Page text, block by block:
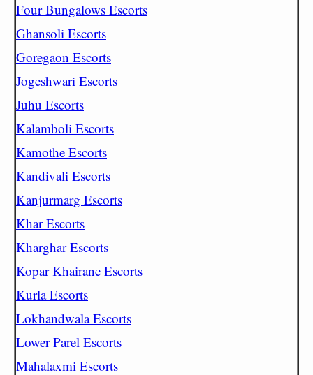
Four Bungalows Escorts
Ghansoli Escorts
Goregaon Escorts
Jogeshwari Escorts
Juhu Escorts
Kalamboli Escorts
Kamothe Escorts
Kandivali Escorts
Kanjurmarg Escorts
Khar Escorts
Kharghar Escorts
Kopar Khairane Escorts
Kurla Escorts
Lokhandwala Escorts
Lower Parel Escorts
Mahalaxmi Escorts